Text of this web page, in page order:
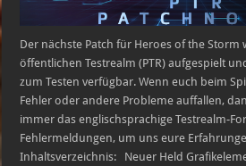
Der nächste Patch für Heroes of the
öffentlichen Testrealm (PTR) aufgespielt
zum Testen verfügbar. Wenn euch beim
Fehler oder andere Probleme auffallen,
immer das englischsprachige Testrealm-
Fehlermeldungen, um uns eure
Inhaltsverzeichnis: Neuer Held